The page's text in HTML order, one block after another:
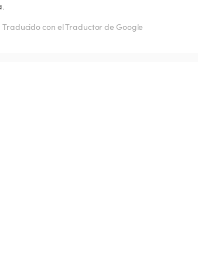
Traducido con el Traductor de Google